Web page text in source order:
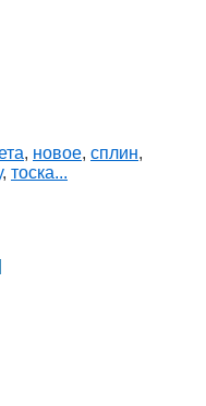
, новое, сплин,
, тоска...